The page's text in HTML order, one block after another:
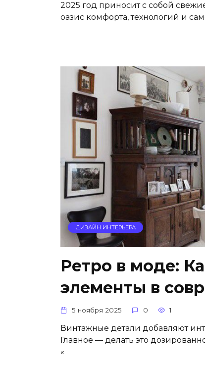
2025 год приносит с собой
оазис комфорта, технологий и
ДИЗАЙН ИНТЕРЬЕРА
Ретро в моде:
элементы в
5 ноября 2025 0 1
Винтажные детали добавляют
Главное — делать это
«